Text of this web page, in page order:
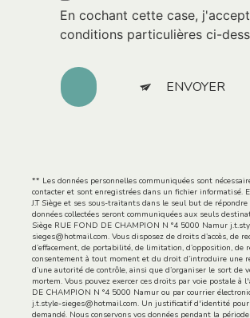
En cochant cette case,
conditions particulières ci-
ENVOYER
** Les données personnelles communiquées sont
contacter et sont enregistrées dans un fichier informatisé.
J.T Siège et ses sous-traitants dans le seul but de répondre
données collectées seront communiquées aux seuls
Siège RUE FOND DE CHAMPION N °4 5000 Namur
sieges@hotmail.com. Vous disposez de droits d’accès, de
d’effacement, de portabilité, de limitation, d’opposition, de
consentement à tout moment et du droit d’introduire une
d’une autorité de contrôle, ainsi que d’organiser le sort de
mortem. Vous pouvez exercer ces droits par voie postale à
DE CHAMPION N °4 5000 Namur ou par courrier
j.t.style-sieges@hotmail.com. Un justificatif d'identité
demandé. Nous conservons vos données pendant la